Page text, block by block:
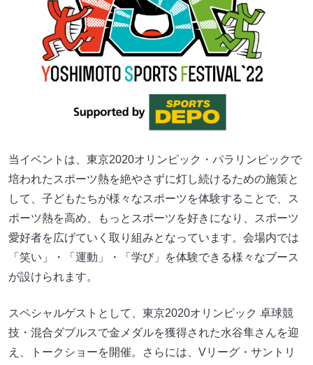
当イベントは、東京2020オリンピック・パラリンピックで
培われたスポーツ熱を絶やさずに灯し続けるための施策と
して、子どもたちが様々なスポーツを体験することで、ス
ポーツ熱を高め、もっとスポーツを好きになり、スポーツ
愛好者を広げていく取り組みとなっています。会場内では
「笑い」・「運動」・「学び」を体験できる様々なブース
が設けられます。
スペシャルゲストとして、東京2020オリンピック 卓球競
技・混合ダブルスで金メダルを獲得された水谷隼さんを迎
え、トークショーを開催。さらには、Vリーグ・サントリ